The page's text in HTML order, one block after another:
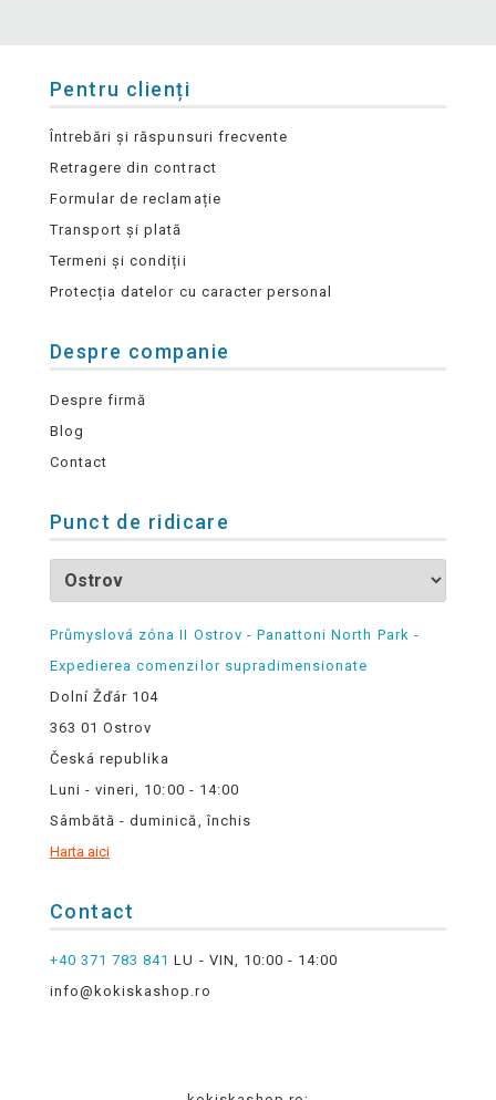
Pentru clienți
Întrebări și răspunsuri frecvente
Retragere din contract
Formular de reclamație
Transport și plată
Termeni și condiții
Protecția datelor cu caracter personal
Despre companie
Despre firmă
Blog
Contact
Punct de ridicare
Průmyslová zóna II Ostrov - Panattoni North Park -
Expedierea comenzilor supradimensionate
Dolní Žďár 104
363 01 Ostrov
Česká republika
Luni - vineri, 10:00 - 14:00
Sâmbătă - duminică, închis
Harta aici
Contact
+40 371 783 841 LU - VIN, 10:00 - 14:00
info@kokiskashop.ro